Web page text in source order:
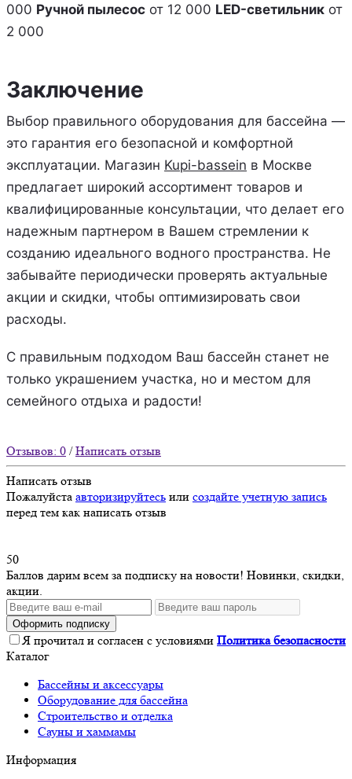
000 Ручной пылесос от 12 000 LED-светильник от
2 000
Заключение
Выбор правильного оборудования для бассейна —
это гарантия его безопасной и комфортной
эксплуатации. Магазин Kupi-bassein в Москве
предлагает широкий ассортимент товаров и
квалифицированные консультации, что делает его
надежным партнером в Вашем стремлении к
созданию идеального водного пространства. Не
забывайте периодически проверять актуальные
акции и скидки, чтобы оптимизировать свои
расходы.
С правильным подходом Ваш бассейн станет не
только украшением участка, но и местом для
семейного отдыха и радости!
Отзывов: 0 /Написать отзыв
Написать отзыв
Пожалуйста авторизируйтесь или создайте учетную запись
перед тем как написать отзыв
50
Баллов дарим всем за подписку на новости! Новинки, скидки,
акции.
Оформить подписку
Я прочитал и согласен с условиями Политика безопасности
Каталог
Бассейны и аксессуары
Оборудование для бассейна
Строительство и отделка
Сауны и хаммамы
Информация